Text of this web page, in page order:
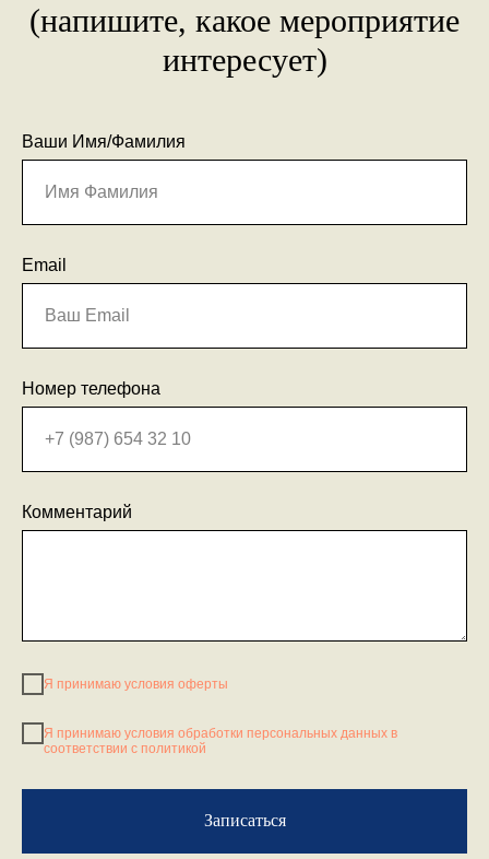
(напишите, какое мероприятие
интересует)
Ваши Имя/Фамилия
Email
Номер телефона
Комментарий
Я принимаю условия оферты
Я принимаю условия обработки персональных данных в
соответствии с политикой
Записаться